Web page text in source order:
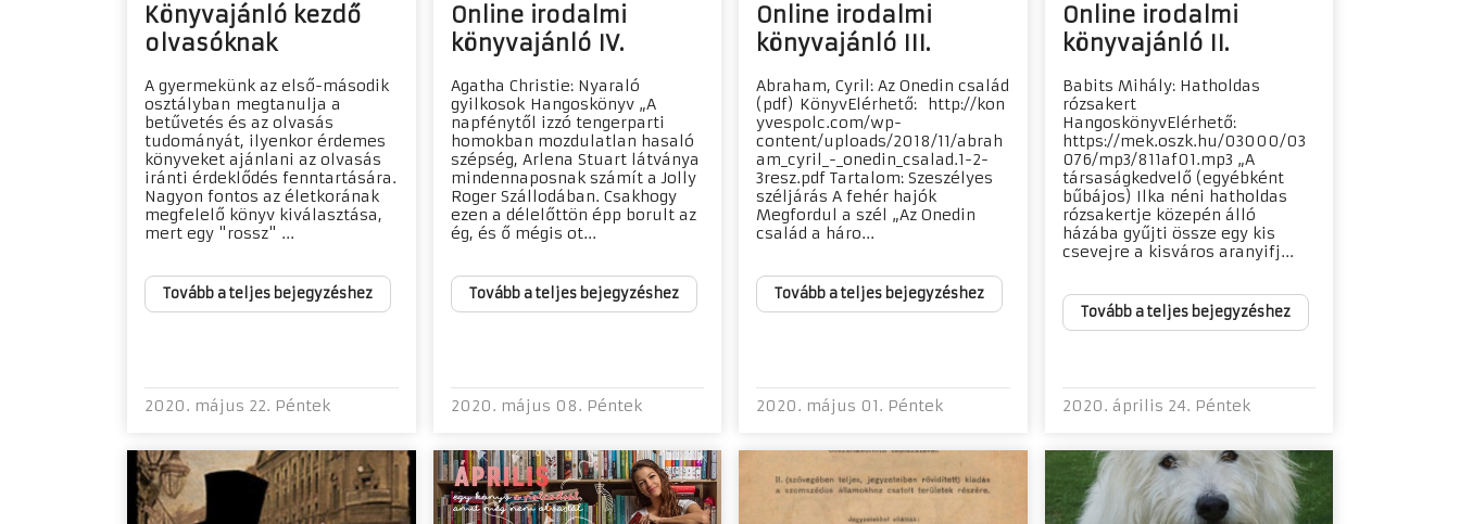
Könyvajánló kezdő
olvasóknak
A gyermekünk az első-második
osztályban megtanulja a
betűvetés és az olvasás
tudományát, ilyenkor érdemes
könyveket ajánlani az olvasás
iránti érdeklődés fenntartására.
Nagyon fontos az életkorának
megfelelő könyv kiválasztása,
mert egy "rossz" ...
Tovább a teljes bejegyzéshez
2020. május 22. Péntek
Online irodalmi
könyvajánló IV.
Agatha Christie: Nyaraló
gyilkosok Hangoskönyv „A
napfénytől izzó tengerparti
homokban mozdulatlan hasaló
szépség, Arlena Stuart látványa
mindennaposnak számít a Jolly
Roger Szállodában. Csakhogy
ezen a délelőttön épp borult az
ég, és ő mégis ot...
Tovább a teljes bejegyzéshez
2020. május 08. Péntek
Online irodalmi
könyvajánló III.
Abraham, Cyril: Az Onedin család
(pdf) KönyvElérhető: http://kon
yvespolc.com/wp-
content/uploads/2018/11/abrah
am_cyril_-_onedin_csalad.1-2-
3resz.pdf Tartalom: Szeszélyes
széljárás A fehér hajók
Megfordul a szél „Az Onedin
család a háro...
Tovább a teljes bejegyzéshez
2020. május 01. Péntek
Online irodalmi
könyvajánló II.
Babits Mihály: Hatholdas
rózsakert
HangoskönyvElérhető:
https://mek.oszk.hu/03000/03
076/mp3/811af01.mp3 „A
társaságkedvelő (egyébként
bűbájos) Ilka néni hatholdas
rózsakertje közepén álló
házába gyűjti össze egy kis
csevejre a kisváros aranyifj...
Tovább a teljes bejegyzéshez
2020. április 24. Péntek